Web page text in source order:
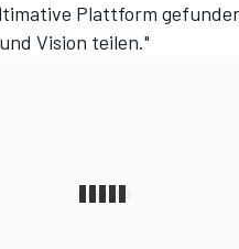
Plattform
Vision teilen."